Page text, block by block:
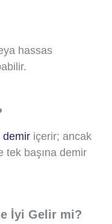
hassas
demir içerir; ancak
tek başına demir
İyi Gelir mi?